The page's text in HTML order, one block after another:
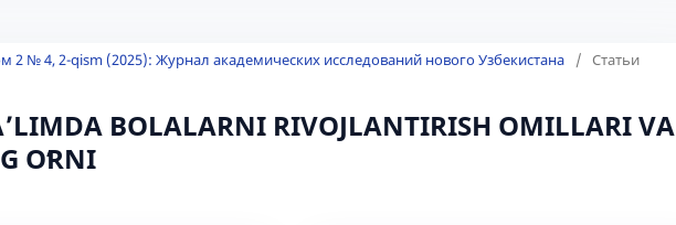
2 № 4, 2-qism (2025): Журнал академических исследований нового Узбекистана / Статьи
BOLALARNI RIVOJLANTIRISH OMILLARI VA
OʻRNI